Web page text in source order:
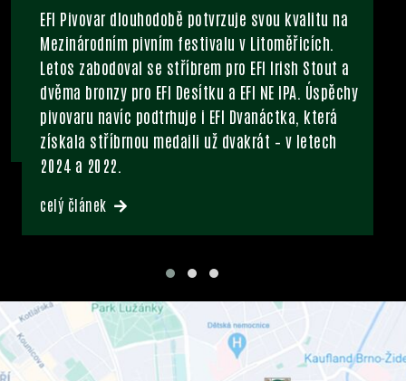
EFI Pivovar dlouhodobě potvrzuje svou kvalitu na
Mezinárodním pivním festivalu v Litoměřicích.
Letos zabodoval se stříbrem pro EFI Irish Stout a
dvěma bronzy pro EFI Desítku a EFI NE IPA. Úspěchy
pivovaru navíc podtrhuje i EFI Dvanáctka, která
získala stříbrnou medaili už dvakrát – v letech
2024 a 2022.
celý článek